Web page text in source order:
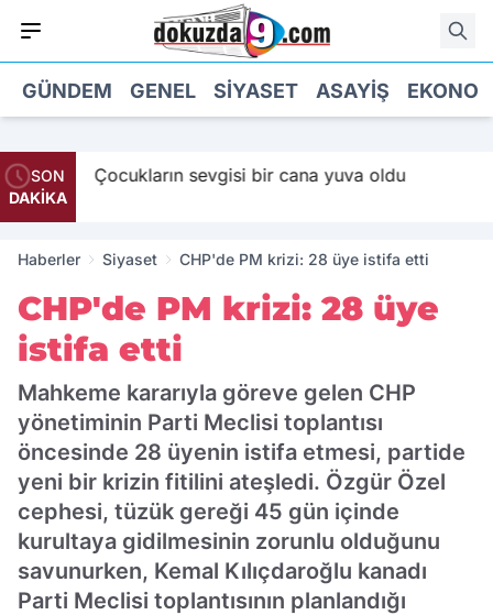
GÜNDEM GENEL SIYASET ASAYIŞ
SON
DAKİKA
Çocukların sevgisi bir cana yuva oldu
Haberler Siyaset CHP'de PM krizi: 28 üye istifa etti
CHP'de PM krizi: 28 üye
istifa etti
Mahkeme kararıyla göreve gelen CHP
yönetiminin Parti Meclisi toplantısı
öncesinde 28 üyenin istifa etmesi, partide
yeni bir krizin fitilini ateşledi. Özgür Özel
cephesi, tüzük gereği 45 gün içinde
kurultaya gidilmesinin zorunlu olduğunu
savunurken, Kemal Kılıçdaroğlu kanadı
Parti Meclisi toplantısının planlandığı